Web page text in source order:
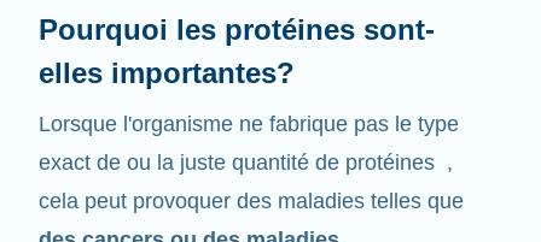
Pourquoi les protéines sont-
elles importantes?
Lorsque l'organisme ne fabrique pas le type
exact de ou la juste quantité de protéines ,
cela peut provoquer des maladies telles que